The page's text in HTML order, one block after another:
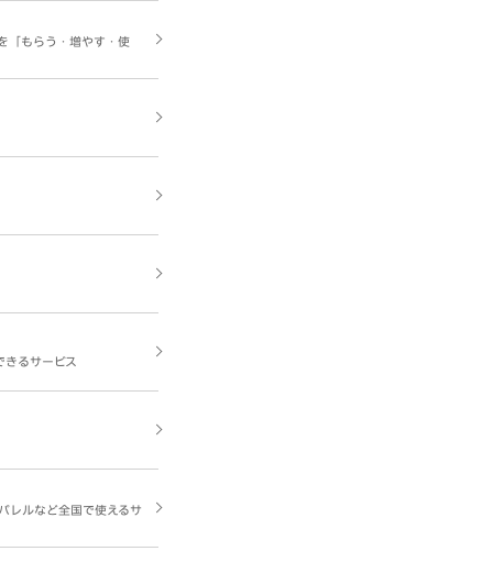
「もらう・増やす・使
るサービス
レルなど全国で使えるサ